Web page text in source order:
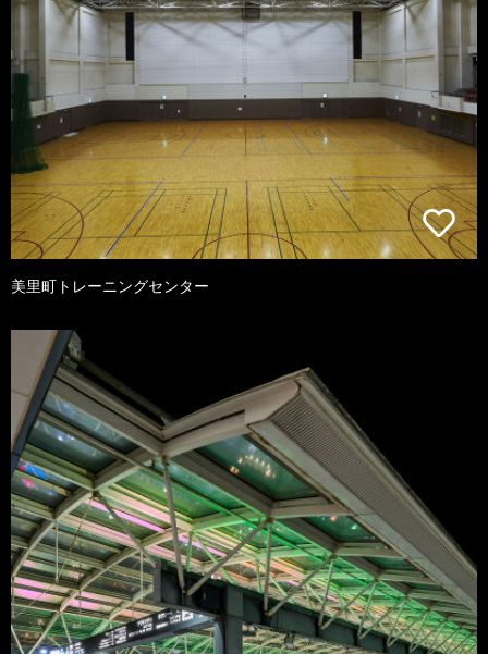
美里町トレーニングセンター